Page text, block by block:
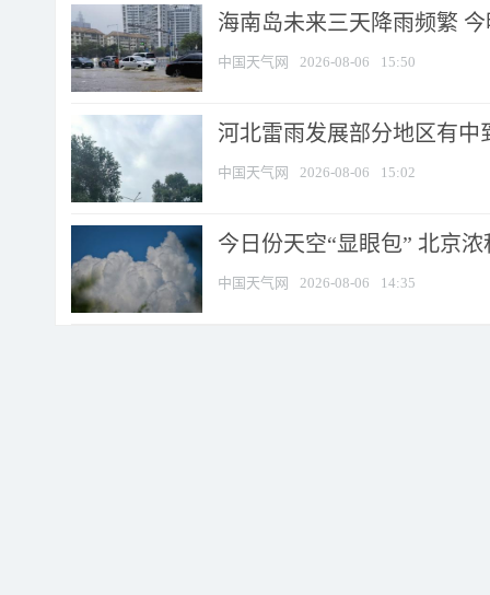
海南岛未来三天降雨频繁
中国天气网 2026-08-06 15:50
河北雷雨发展部分地区有中
中国天气网 2026-08-06 15:02
今日份天空“显眼包” 北京
中国天气网 2026-08-06 14:35